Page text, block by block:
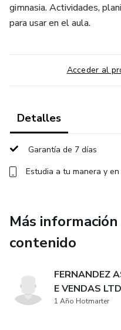
gimnasia. Actividades,
para usar en el aula.
Acceder al
Detalles
Garantía de 7 días
Estudia a tu manera y
Más
contenido
FERNANDEZ
E VENDAS
1 Año Hotmarter